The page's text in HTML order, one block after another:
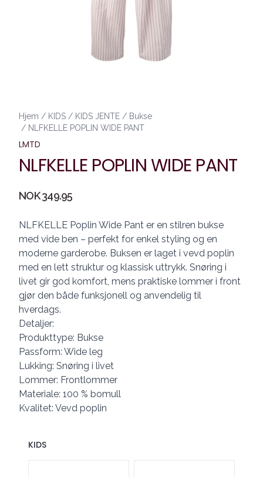
Hjem / KIDS / KIDS JENTE / Bukse
/ NLFKELLE POPLIN WIDE PANT
LMTD
NLFKELLE POPLIN WIDE PANT
Produktdetaljer
NOK 349.95
Description
NLFKELLE Poplin Wide Pant er en stilren bukse
med vide ben – perfekt for enkel styling og en
moderne garderobe. Buksen er laget i vevd poplin
med en lett struktur og klassisk uttrykk. Snøring i
livet gir god komfort, mens praktiske lommer i front
gjør den både funksjonell og anvendelig til
hverdags.
Detaljer:
Produkttype: Bukse
Passform: Wide leg
Lukking: Snøring i livet
Lommer: Frontlommer
Materiale: 100 % bomull
Kvalitet: Vevd poplin
KIDS
Velg en KIDS